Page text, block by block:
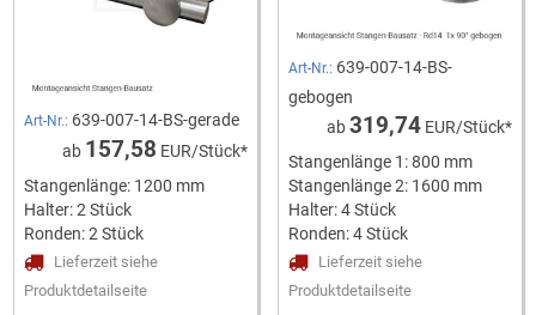
Art-Nr.: 639-007-14-BS-gerade
ab 157,58 EUR/Stück*
Stangenlänge: 1200 mm
Halter: 2 Stück
Ronden: 2 Stück
Lieferzeit siehe
Produktdetailseite
Art-Nr.: 639-007-14-BS-
gebogen
ab319,74EUR/Stück*
Stangenlänge 1: 800 mm
Stangenlänge 2: 1600 mm
Halter: 4 Stück
Ronden: 4 Stück
Lieferzeit siehe
Produktdetailseite